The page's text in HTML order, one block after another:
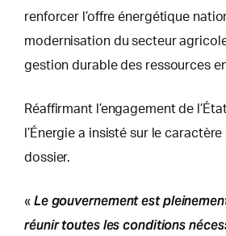
renforcer l’offre énergétique
modernisation du secteur
gestion durable des ressources
Réaffirmant l’engagement de
l’Énergie a insisté sur le
dossier.
« Le gouvernement est
réunir toutes les conditions